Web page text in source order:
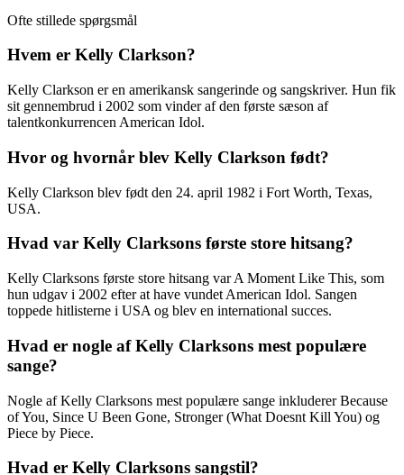
Ofte stillede spørgsmål
Hvem er Kelly Clarkson?
Kelly Clarkson er en amerikansk sangerinde og sangskriver. Hun fik
sit gennembrud i 2002 som vinder af den første sæson af
talentkonkurrencen American Idol.
Hvor og hvornår blev Kelly Clarkson født?
Kelly Clarkson blev født den 24. april 1982 i Fort Worth, Texas,
USA.
Hvad var Kelly Clarksons første store hitsang?
Kelly Clarksons første store hitsang var A Moment Like This, som
hun udgav i 2002 efter at have vundet American Idol. Sangen
toppede hitlisterne i USA og blev en international succes.
Hvad er nogle af Kelly Clarksons mest populære
sange?
Nogle af Kelly Clarksons mest populære sange inkluderer Because
of You, Since U Been Gone, Stronger (What Doesnt Kill You) og
Piece by Piece.
Hvad er Kelly Clarksons sangstil?